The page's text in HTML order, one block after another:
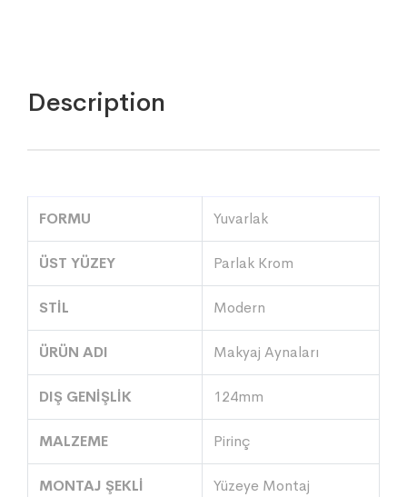
Description
FORMU Yuvarlak
ÜST YÜZEY Parlak Krom
STİL Modern
ÜRÜN ADI Makyaj Aynaları
DIŞ GENİŞLİK 124mm
MALZEME Pirinç
MONTAJ ŞEKLİ Yüzeye Montaj